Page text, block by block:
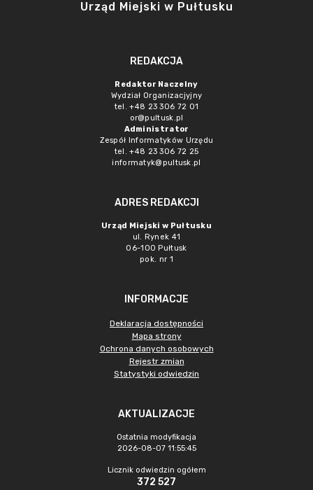
Urząd Miejski w Pułtusku
REDAKCJA
Redaktor Naczelny
Wydział Organizacjyjny
tel. +48 23 306 72 01
or@pultusk.pl
Administrator
Zespół Informatyków Urzędu
tel. +48 23 306 72 25
informatyk@pultusk.pl
ADRES REDAKCJI
Urząd Miejski w Pułtusku
ul. Rynek 41
06-100 Pułtusk
pok. nr 1
INFORMACJE
Deklaracja dostępności
Mapa strony
Ochrona danych osobowych
Rejestr zmian
Statystyki odwiedzin
AKTUALIZACJE
Ostatnia modyfikacja
2026-08-07 11:55:45
Licznik odwiedzin ogółem
372 527